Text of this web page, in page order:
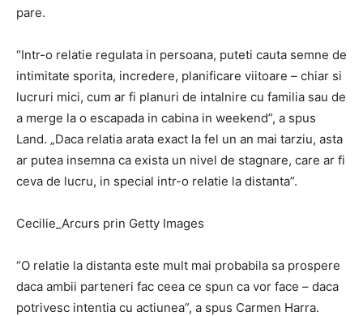
pare.
“Intr-o relatie regulata in persoana, puteti cauta semne de
intimitate sporita, incredere, planificare viitoare – chiar si
lucruri mici, cum ar fi planuri de intalnire cu familia sau de
a merge la o escapada in cabina in weekend”, a spus
Land. „Daca relatia arata exact la fel un an mai tarziu, asta
ar putea insemna ca exista un nivel de stagnare, care ar fi
ceva de lucru, in special intr-o relatie la distanta”.
Cecilie_Arcurs prin Getty Images
“O relatie la distanta este mult mai probabila sa prospere
daca ambii parteneri fac ceea ce spun ca vor face – daca
potrivesc intentia cu actiunea”, a spus Carmen Harra.